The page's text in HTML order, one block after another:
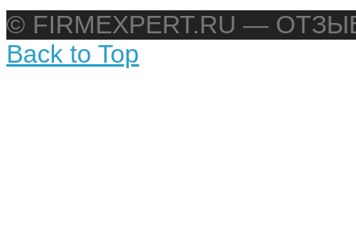
© FIRMEXPERT.RU —
Back to Top